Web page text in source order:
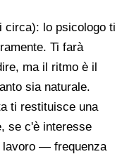
circa): lo psicologo ti
Ti farà
ma il ritmo è il
sia naturale.
ti restituisce una
se c'è interesse
lavoro — frequenza